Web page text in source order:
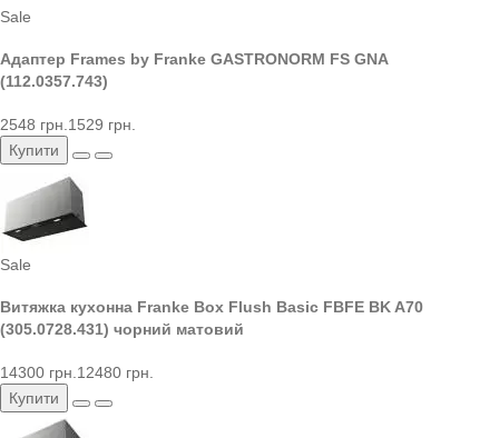
Sale
Адаптер Frames by Franke GASTRONORM FS GNA
(112.0357.743)
2548 грн. 1529 грн.
Купити
Sale
Витяжка кухонна Franke Box Flush Basic FBFE BK A70
(305.0728.431) чорний матовий
14300 грн. 12480 грн.
Купити